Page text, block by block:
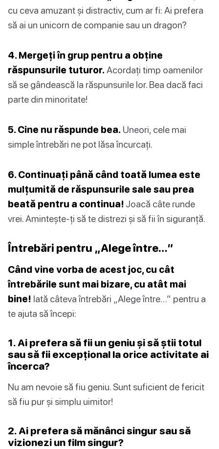
cu ceva amuzant și distractiv, cum ar fi: Ai prefera
să ai un unicorn de companie sau un dragon?
4. Mergeți în grup pentru a obține
răspunsurile tuturor. Acordați timp oamenilor
să se gândească la răspunsurile lor. Bea dacă faci
parte din minoritate!
5. Cine nu răspunde bea. Uneori, cele mai
simple întrebări ne pot lăsa încurcați.
6. Continuați până când toată lumea este
mulțumită de răspunsurile sale sau prea
beată pentru a continua! Joacă câte runde
vrei. Amintește-ți să te distrezi și să fii în siguranță.
Întrebări pentru „Alege între…”
Când vine vorba de acest joc, cu cât
întrebările sunt mai bizare, cu atât mai
bine! Iată câteva întrebări „Alege între…” pentru a
te ajuta să începi:
1. Ai prefera să fii un geniu și să știi totul
sau să fii excepțional la orice activitate ai
încerca?
Nu am nevoie să fiu geniu. Sunt suficient de fericit
să fiu pur și simplu uimitor!
2. Ai prefera să mănânci singur sau să
vizionezi un film singur?